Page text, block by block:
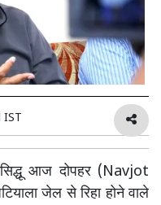
IST
आज दोपहर (Navjot
जेल से रिहा होने वाले